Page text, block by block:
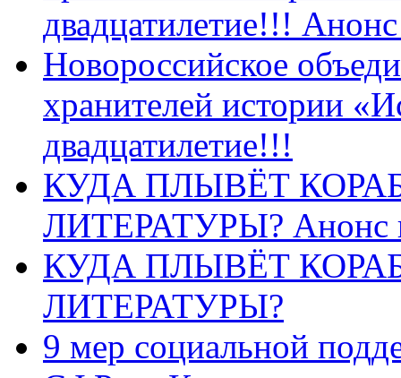
двадцатилетие!!!
Новороссийское
хранителей истории
двадцатилетие!!!
КУДА ПЛЫВЁТ
ЛИТЕРАТУРЫ? Анонс
КУДА ПЛЫВЁТ
ЛИТЕРАТУРЫ?
9 мер социальной